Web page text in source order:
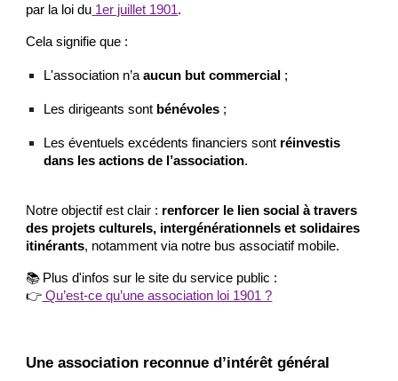
par la loi du 1er juillet 1901.
Cela signifie que :
L'association n’aaucun but commercial ;
Les dirigeants sont bénévoles ;
Les éventuels excédents financiers sont réinvestis
dans les actions de l’association.
Notre objectif est clair : renforcer le lien social à travers
des projets culturels, intergénérationnels et solidaires
itinérants, notamment via notre bus associatif mobile.
📚 Plus d'infos sur le site du service public :
👉 Qu’est-ce qu’une association loi 1901 ?
Une association reconnue d’intérêt général